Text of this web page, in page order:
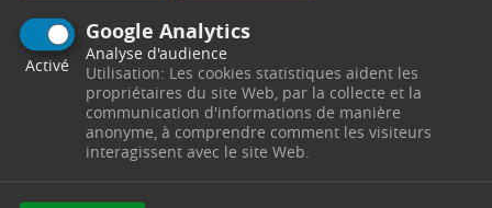
Google Analytics
Activé
Analyse d'audience
Utilisation: Les cookies statistiques aident les
propriétaires du site Web, par la collecte et la
communication d'informations de manière
anonyme, à comprendre comment les visiteurs
interagissent avec le site Web.